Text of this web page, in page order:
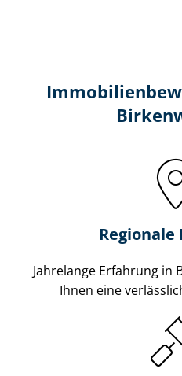
Regionale
Jahrelange Erfahrung
Ihnen eine